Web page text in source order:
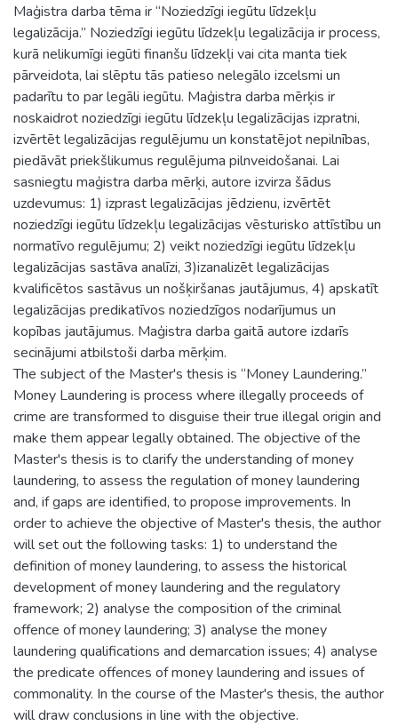
Maģistra darba tēma ir “Noziedzīgi iegūtu līdzekļu
legalizācija.” Noziedzīgi iegūtu līdzekļu legalizācija ir process,
kurā nelikumīgi iegūti finanšu līdzekļi vai cita manta tiek
pārveidota, lai slēptu tās patieso nelegālo izcelsmi un
padarītu to par legāli iegūtu. Maģistra darba mērķis ir
noskaidrot noziedzīgi iegūtu līdzekļu legalizācijas izpratni,
izvērtēt legalizācijas regulējumu un konstatējot nepilnības,
piedāvāt priekšlikumus regulējuma pilnveidošanai. Lai
sasniegtu maģistra darba mērķi, autore izvirza šādus
uzdevumus: 1) izprast legalizācijas jēdzienu, izvērtēt
noziedzīgi iegūtu līdzekļu legalizācijas vēsturisko attīstību un
normatīvo regulējumu; 2) veikt noziedzīgi iegūtu līdzekļu
legalizācijas sastāva analīzi, 3)izanalizēt legalizācijas
kvalificētos sastāvus un nošķiršanas jautājumus, 4) apskatīt
legalizācijas predikatīvos noziedzīgos nodarījumus un
kopības jautājumus. Maģistra darba gaitā autore izdarīs
secinājumi atbilstoši darba mērķim.
The subject of the Master's thesis is “Money Laundering.”
Money Laundering is process where illegally proceeds of
crime are transformed to disguise their true illegal origin and
make them appear legally obtained. The objective of the
Master's thesis is to clarify the understanding of money
laundering, to assess the regulation of money laundering
and, if gaps are identified, to propose improvements. In
order to achieve the objective of Master's thesis, the author
will set out the following tasks: 1) to understand the
definition of money laundering, to assess the historical
development of money laundering and the regulatory
framework; 2) analyse the composition of the criminal
offence of money laundering; 3) analyse the money
laundering qualifications and demarcation issues; 4) analyse
the predicate offences of money laundering and issues of
commonality. In the course of the Master's thesis, the author
will draw conclusions in line with the objective.